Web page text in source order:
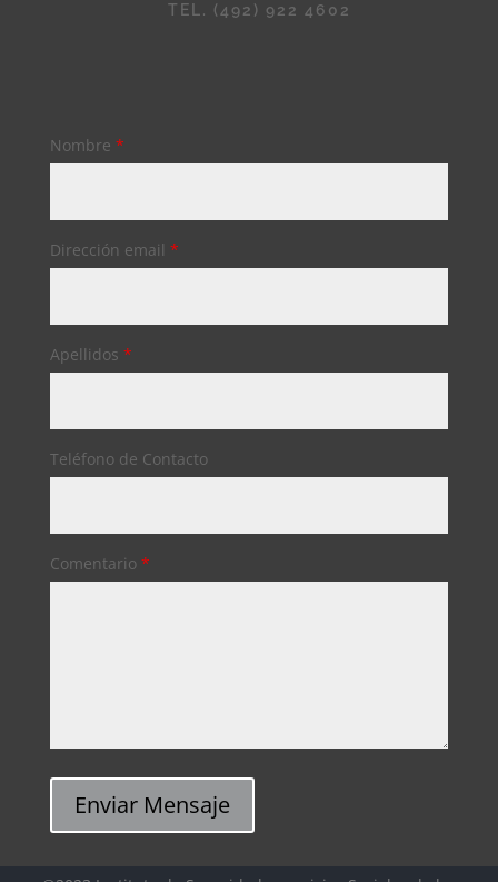
TEL. (492) 922 4602
Nombre *
Dirección email *
Apellidos *
Teléfono de Contacto
Comentario *
Enviar Mensaje